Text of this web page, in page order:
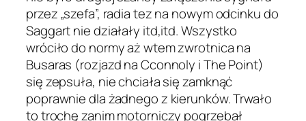
przez „szefa”, radia tez na nowym odcinku do
Saggart nie działały itd,itd. Wszystko
wróciło do normy aż wtem zwrotnica na
Busaras (rozjazd na Cconnoly i The Point)
się zepsuła, nie chciała się zamknąć
poprawnie dla żadnego z kierunków. Trwało
to trochę zanim motorniczy pogrzebał